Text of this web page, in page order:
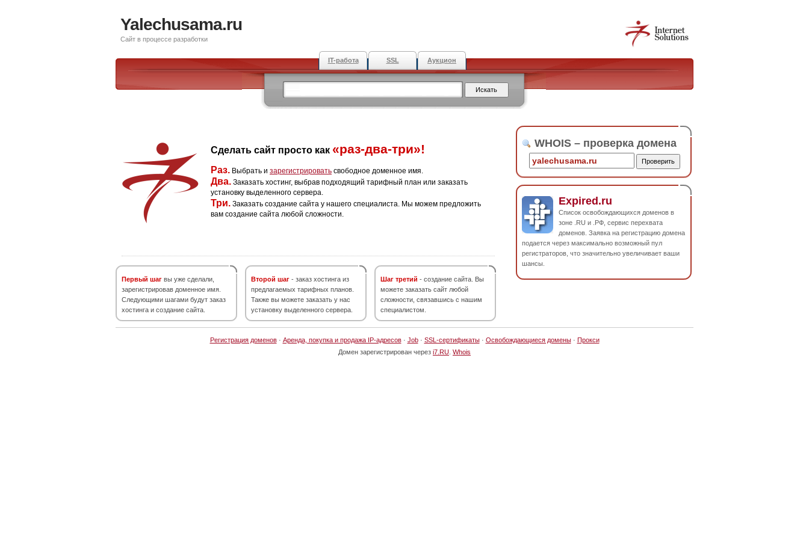
Yalechusama.ru
Сайт в процессе разработки
IT-работа SSL Аукцион
Сделать сайт просто как «раз-два-три»!
Раз. Выбрать и зарегистрировать свободное доменное имя.
Два. Заказать хостинг, выбрав подходящий тарифный план или заказать
установку выделенного сервера.
Три. Заказать создание сайта у нашего специалиста. Мы можем предложить
вам создание сайта любой сложности.
Первый шаг вы уже сделали,
зарегистрировав доменное имя.
Следующими шагами будут заказ
хостинга и создание сайта.
Второй шаг - заказ хостинга из
предлагаемых тарифных планов.
Также вы можете заказать у нас
установку выделенного сервера.
Шаг третий - создание сайта. Вы
можете заказать сайт любой
сложности, связавшись с нашим
специалистом.
WHOIS – проверка домена
Expired.ru
Список освобождающихся доменов в
зоне .RU и .РФ, сервис перехвата
доменов. Заявка на регистрацию домена
подается через максимально возможный пул
регистраторов, что значительно увеличивает ваши
шансы.
Регистрация доменов· Аренда, покупка и продажа IP-адресов· Job· SSL-сертификаты· Освобождающиеся домены· Прокси
Домен зарегистрирован через i7.RU Whois